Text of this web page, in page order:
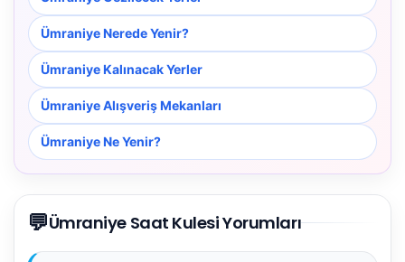
Ümraniye Nerede Yenir?
Ümraniye Kalınacak Yerler
Ümraniye Alışveriş Mekanları
Ümraniye Ne Yenir?
💬Ümraniye Saat Kulesi Yorumları